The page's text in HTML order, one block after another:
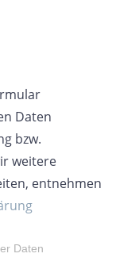
Daten
bzw.
weitere
entnehmen
Daten